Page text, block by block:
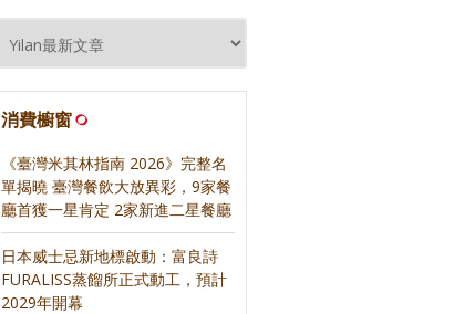
消費櫥窗
《臺灣米其林指南 2026》完整名
單揭曉 臺灣餐飲大放異彩，9家餐
廳首獲一星肯定 2家新進二星餐廳
日本威士忌新地標啟動：富良詩
FURALISS蒸餾所正式動工，預計
2029年開幕